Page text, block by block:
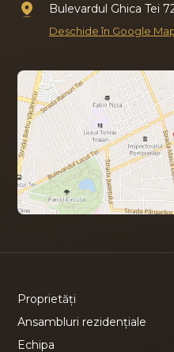
Bulevardul Ghica Tei
Deschide în Google
Proprietăți
Ansambluri rezidențiale
Echipa